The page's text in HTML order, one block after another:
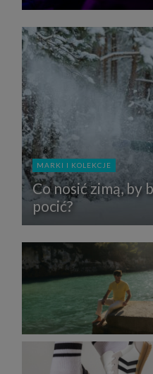
MARKI I KOLEKCJE
Co nosić zimą, by
pocić?